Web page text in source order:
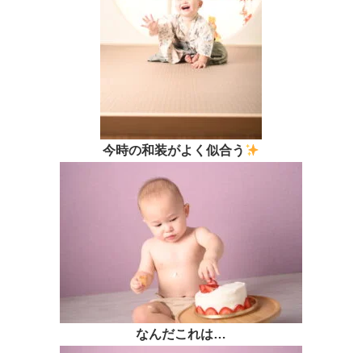
今時の和装がよく似合う
なんだこれは…